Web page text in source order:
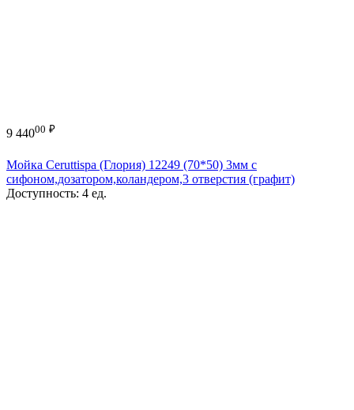
9 44000 ₽
Мойка Ceruttispa (Глория) 12249 (70*50) 3мм с
сифоном,дозатором,коландером,3 отверстия (графит)
Доступность: 4 ед.